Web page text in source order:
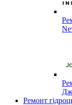
Ремонт